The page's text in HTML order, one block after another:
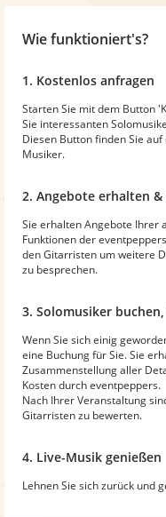
Wie funktioniert's?
1. Kostenlos anfragen
Starten Sie mit dem Button
Sie interessanten
Diesen Button finden Sie
Musiker.
2. Angebote erhalten
Sie erhalten Angebote Ihrer
Funktionen der
den Gitarristen um weitere
zu besprechen.
3. Solomusiker
Wenn Sie sich einig
eine Buchung für Sie. Sie
Zusammenstellung aller
Kosten durch eventpeppers.
Nach Ihrer Veranstaltung
Gitarristen zu bewerten.
4. Live-Musik genießen
Lehnen Sie sich zurück und